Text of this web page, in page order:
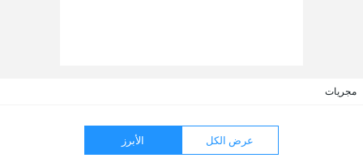
مجريات
عرض الكل الأبرز